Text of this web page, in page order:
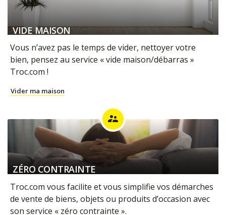
VIDE MAISON
Vous n’avez pas le temps de vider, nettoyer votre
bien, pensez au service « vide maison/débarras »
Troc.com !
Vider ma maison
supervisor_account
ZÉRO CONTRAINTE
Troc.com vous facilite et vous simplifie vos démarches
de vente de biens, objets ou produits d’occasion avec
son service « zéro contrainte ».